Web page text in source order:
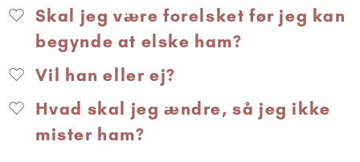
Skal jeg være forelsket før jeg kan
begynde at elske ham?
Vil han eller ej?
Hvad skal jeg ændre, så jeg ikke
mister ham?